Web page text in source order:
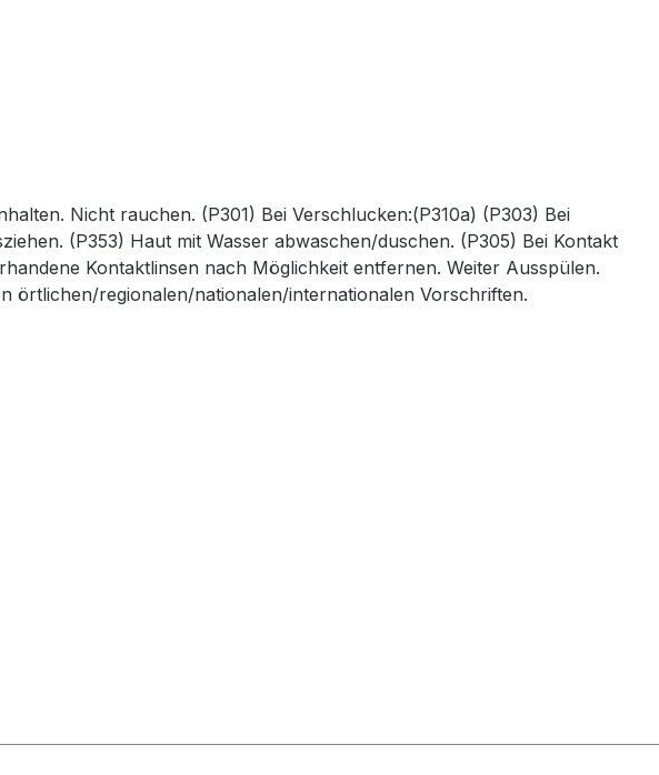
Nicht rauchen. (P301) Bei Verschlucken:(P310a) (P303) Bei
(P353) Haut mit Wasser abwaschen/duschen. (P305) Bei Kontakt
Kontaktlinsen nach Möglichkeit entfernen. Weiter Ausspülen.
örtlichen/regionalen/nationalen/internationalen Vorschriften.